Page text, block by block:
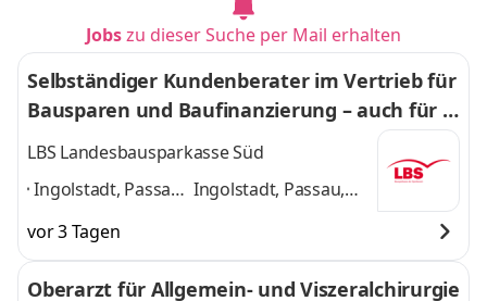
Jobszu dieser Suche per Mail erhalten
Selbständiger Kundenberater im Vertrieb für
Bausparen und Baufinanzierung – auch für Q
uereinsteiger (m/w/d)
LBS Landesbausparkasse Süd
Ingolstadt, Passau,
Schwandorf,
Neumarkt i.d.OPf.,
Marktheidenfeld,
Ingolstadt, Passau,
Neumarkt i.d.OPf.,
Marktheidenfeld,
vor 3 Tagen
Oberarzt für Allgemein- und Viszeralchirurgie